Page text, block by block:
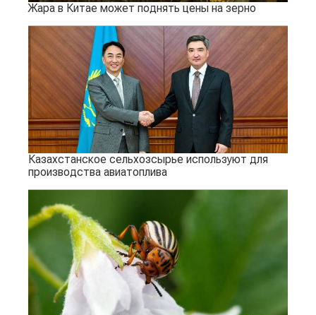
Жара в Китае может поднять цены на зерно
Казахстанское сельхозсырье используют для
производства авиатоплива